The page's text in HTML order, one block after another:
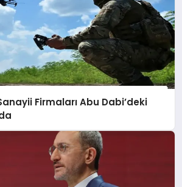
Firmaları Abu Dabi’deki